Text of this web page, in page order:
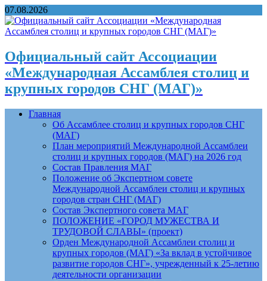
07.08.2026
Официальный сайт Ассоциации
«Международная Ассамблея столиц и
крупных городов СНГ (МАГ)»
Главная
Об Ассамблее столиц и крупных городов СНГ
(МАГ)
План мероприятий Международной Ассамблеи
столиц и крупных городов (МАГ) на 2026 год
Состав Правления МАГ
Положение об Экспертном совете
Международной Ассамблеи столиц и крупных
городов стран СНГ (МАГ)
Состав Экспертного совета МАГ
ПОЛОЖЕНИЕ «ГОРОД МУЖЕСТВА И
ТРУДОВОЙ СЛАВЫ» (проект)
Орден Международной Ассамблеи столиц и
крупных городов (МАГ) «За вклад в устойчивое
развитие городов СНГ», учрежденный к 25-летию
деятельности организации